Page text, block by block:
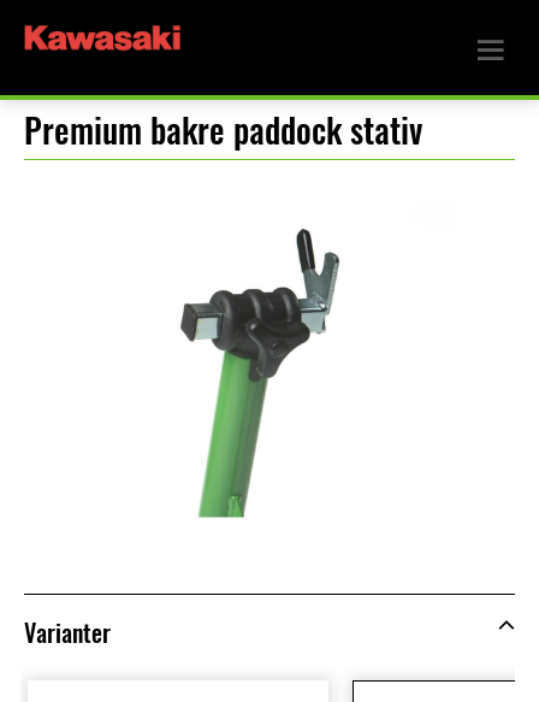
Premium bakre paddock stativ
Varianter